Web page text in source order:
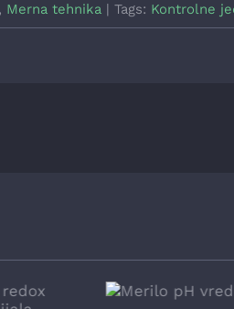
, Merna tehnika Tags: Kontrolne